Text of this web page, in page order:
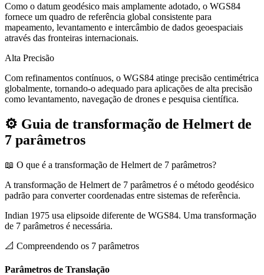
Como o datum geodésico mais amplamente adotado, o WGS84
fornece um quadro de referência global consistente para
mapeamento, levantamento e intercâmbio de dados geoespaciais
através das fronteiras internacionais.
Alta Precisão
Com refinamentos contínuos, o WGS84 atinge precisão centimétrica
globalmente, tornando-o adequado para aplicações de alta precisão
como levantamento, navegação de drones e pesquisa científica.
⚙️ Guia de transformação de Helmert de
7 parâmetros
📖 O que é a transformação de Helmert de 7 parâmetros?
A transformação de Helmert de 7 parâmetros é o método geodésico
padrão para converter coordenadas entre sistemas de referência.
Indian 1975 usa elipsoide diferente de WGS84. Uma transformação
de 7 parâmetros é necessária.
📐 Compreendendo os 7 parâmetros
Parâmetros de Translação